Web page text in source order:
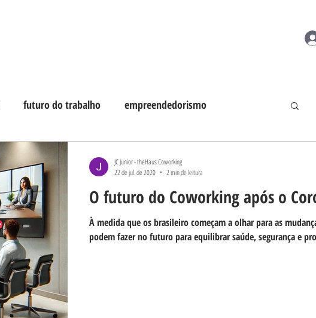
futuro do trabalho empreendedorismo
O futuro do Coworking após o
À medida que os brasileiro começam a olhar para as
podem fazer no futuro para equilibrar saúde, segurança e
JC Junior - theHaus Coworking
22 de jul. de 2020
2 min de leitura